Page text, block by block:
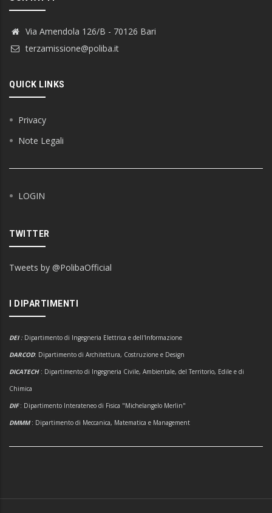
Via Amendola 126/B - 70126 Bari
terzamissione@poliba.it
QUICK LINKS
Privacy
Note Legali
LOGIN
TWITTER
Tweets by @PolibaOfficial
I DIPARTIMENTI
DEI : Dipartimento di Ingegneria Elettrica e dell'Informazione
DARCOD: Dipartimento di Architettura, Costruzione e Design
DICATECH : Dipartimento di Ingegneria Civile, Ambientale, del Territorio, Edile e di
Chimica
DIF: Dipartimento Interateneo di Fisica "Michelangelo Merlin"
DMMM: Dipartimento di Meccanica, Matematica e Management